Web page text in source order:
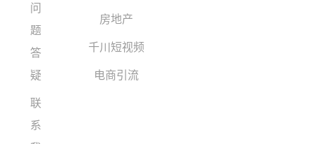
问
题
答
疑
联
系
房地产
千川短视频
电商引流